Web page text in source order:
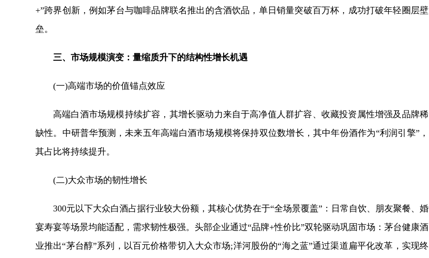
+”跨界创新，例如茅台与咖啡品牌联名推出的含酒饮品，单日销量突破百万杯，成功打破年轻圈层壁
垒。
三、市场规模演变：量缩质升下的结构性增长机遇
(一)高端市场的价值锚点效应
高端白酒市场规模持续扩容，其增长驱动力来自于高净值人群扩容、收藏投资属性增强及品牌稀
缺性。中研普华预测，未来五年高端白酒市场规模将保持双位数增长，其中年份酒作为“利润引擎”，
其占比将持续提升。
(二)大众市场的韧性增长
300元以下大众白酒占据行业较大份额，其核心优势在于“全场景覆盖”：日常自饮、朋友聚餐、婚
宴寿宴等场景均能适配，需求韧性极强。头部企业通过“品牌+性价比”双轮驱动巩固市场：茅台健康酒
业推出“茅台醇”系列，以百元价格带切入大众市场;洋河股份的“海之蓝”通过渠道扁平化改革，实现终